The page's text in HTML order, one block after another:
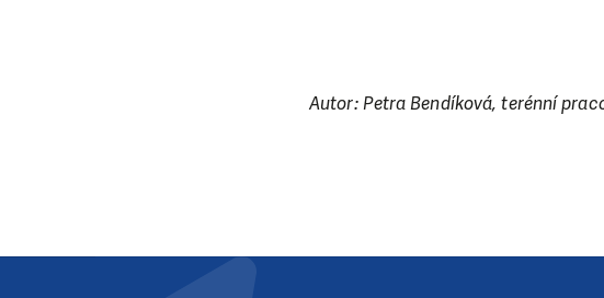
Autor: Petra Bendíková, terénní